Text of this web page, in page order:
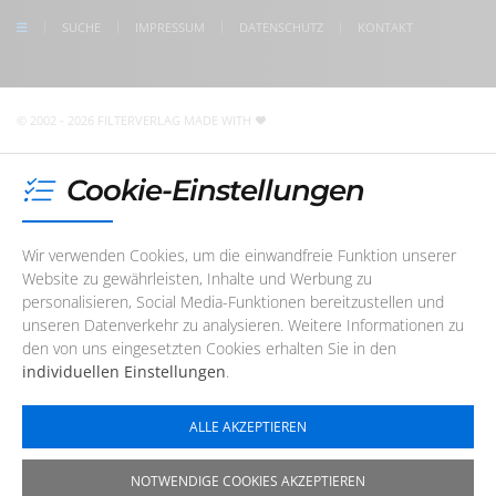
SUCHE IMPRESSUM DATENSCHUTZ KONTAKT
© 2002 - 2026 FILTERVERLAG MADE WITH
Cookie-Einstellungen
Wir verwenden Cookies, um die einwandfreie Funktion unserer
Website zu gewährleisten, Inhalte und Werbung zu
personalisieren, Social Media-Funktionen bereitzustellen und
unseren Datenverkehr zu analysieren. Weitere Informationen zu
den von uns eingesetzten Cookies erhalten Sie in den
individuellen Einstellungen.
ALLE AKZEPTIEREN
NOTWENDIGE COOKIES AKZEPTIEREN